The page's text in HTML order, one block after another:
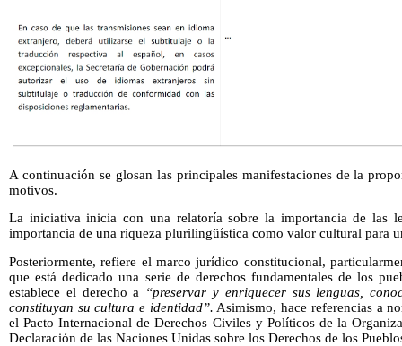
A continuación se glosan las principales manifestaciones de la
motivos.
La iniciativa inicia con una relatoría sobre la importancia de las
importancia de una riqueza plurilingüística como valor cultural para
Posteriormente, refiere el marco jurídico constitucional,
que está dedicado una serie de derechos fundamentales de los
establece el derecho a
“preservar y enriquecer sus lenguas,
constituyan su cultura e identidad”. Asimismo, hace referencias a
el Pacto Internacional de Derechos Civiles y Políticos de la
Declaración de las Naciones Unidas sobre los Derechos de los